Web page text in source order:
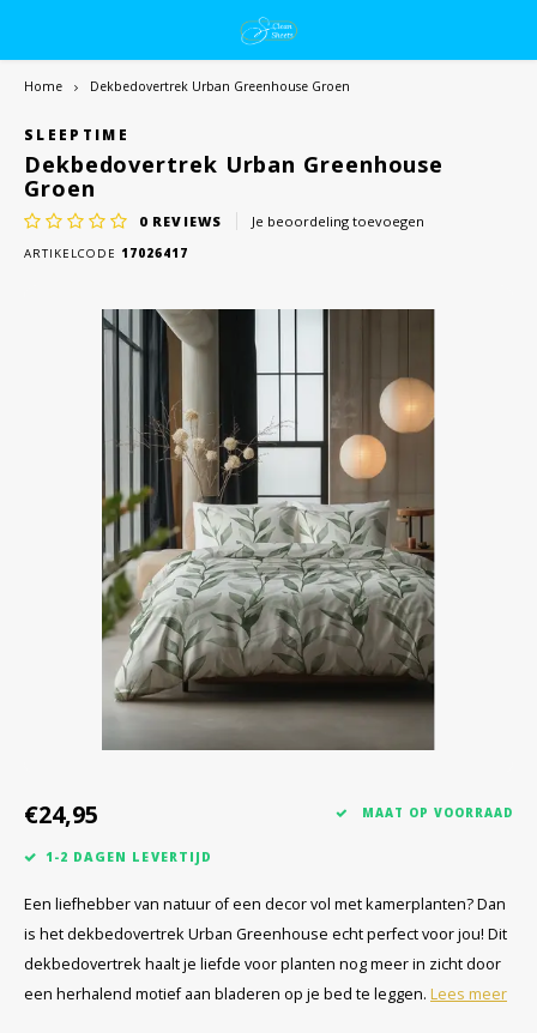
Home Dekbedovertrek Urban Greenhouse Groen
SLEEPTIME
Dekbedovertrek Urban Greenhouse
Groen
0 REVIEWS Je beoordeling toevoegen
ARTIKELCODE 17026417
€24,95 MAAT OP VOORRAAD
1-2 DAGEN LEVERTIJD
Een liefhebber van natuur of een decor vol met kamerplanten? Dan
is het dekbedovertrek Urban Greenhouse echt perfect voor jou! Dit
dekbedovertrek haalt je liefde voor planten nog meer in zicht door
een herhalend motief aan bladeren op je bed te leggen. Lees meer